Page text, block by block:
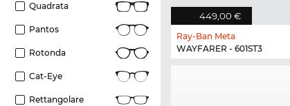
Quadrata
Pantos
Rotonda
Cat-Eye
Rettangolare
449,00 €
Ray-Ban Meta
WAYFARER - 601ST3